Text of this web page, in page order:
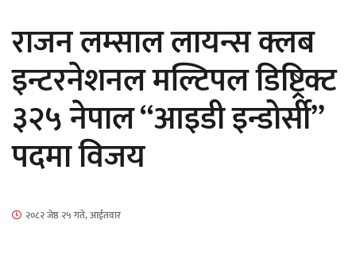
माताकाे नाममा गलत गतिविधि गर्ने थापा प्रहरी
नियन्त्रणमा
राजन लम्साल लायन्स क्लब
इन्टरनेशनल मल्टिपल डिष्ट्रिक्ट
३२५ नेपाल “आइडी इन्डोर्सी”
पदमा विजय
२०८२ जेष्ठ २५ गते, आईतवार